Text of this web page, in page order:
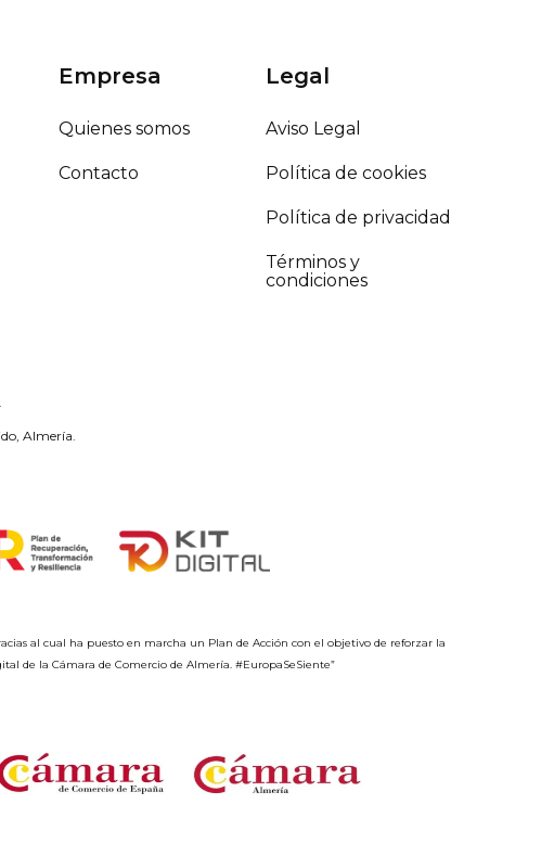
Empresa
Quienes somos
Contacto
Legal
Aviso Legal
Política de cookies
Política de privacidad
Términos y
condiciones
Almería.
al cual ha puesto en marcha un Plan de Acción con el objetivo de reforzar la
de la Cámara de Comercio de Almería. #EuropaSeSiente”